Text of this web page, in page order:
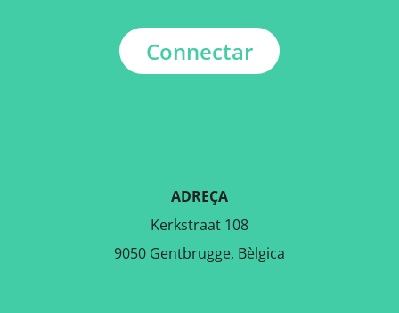
Connectar
ADREÇA
Kerkstraat 108
9050 Gentbrugge, Bèlgica